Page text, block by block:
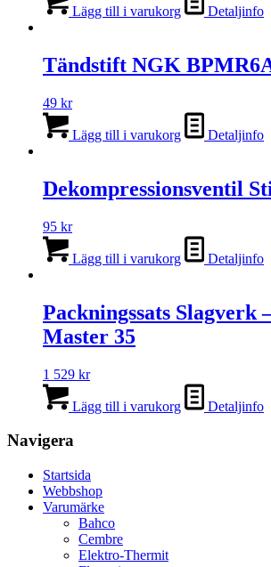
Lägg till i varukorg Detaljinfo
Tändstift NGK
49 kr
Lägg till i varukorg Detaljinfo
Dekompressionsventil
95 kr
Lägg till i varukorg Detaljinfo
Packningssats Slagverk
Master 35
1 529 kr
Lägg till i varukorg Detaljinfo
Navigera
Startsida
Webbshop
Varumärke
Bahco
Cembre
Elektro-Thermit